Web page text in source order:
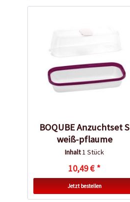
BOQUBE Anzuchtset S
weiß-pflaume
Inhalt1 Stück
10,49 € *
Jetzt bestellen